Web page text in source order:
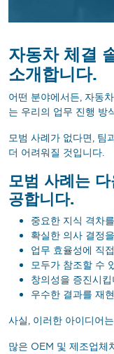
자동차 체결
소개합니다.
어떤 분야에서든, 자동
는 우리의 업무 진행 방
모범 사례가 없다면, 팀
더 어려워질 것입니다.
모범 사례는
공합니다.
중요한 지식 격차
확실한 의사 결정
업무 효율성에 직
모두가 참조할 수
창의성을 증진시
우수한 결과를 재
사실, 이러한 아이디어
많은 OEM 및 제조업체